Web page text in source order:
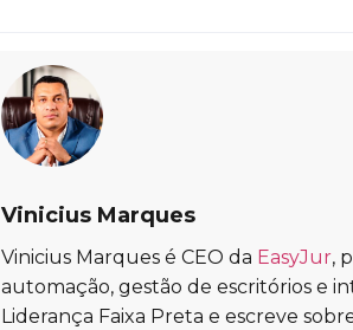
Vinicius Marques
Vinicius Marques é CEO da EasyJur,
automação, gestão de escritórios e
Liderança Faixa Preta e escreve